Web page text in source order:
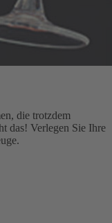
die trotzdem
das! Verlegen Sie Ihre